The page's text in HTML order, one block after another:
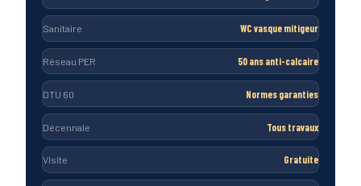
Sanitaire WC vasque mitigeur
Réseau PER 50 ans anti-calcaire
DTU 60 Normes garanties
Décennale Tous travaux
Visite Gratuite